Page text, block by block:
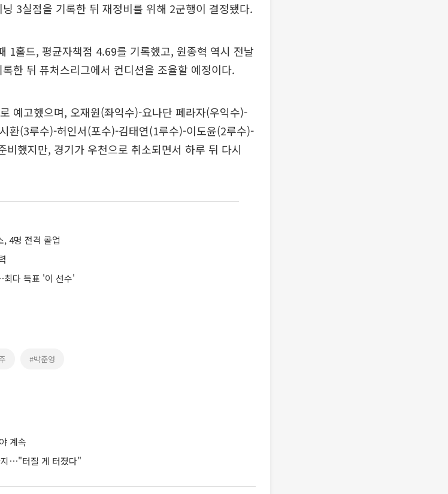
3실점을 기록한 뒤 재정비를 위해 2군행이 결정됐다.
1홀드, 평균자책점 4.69를 기록했고, 원종혁 역시 전날
한 뒤 퓨처스리그에서 컨디션을 조율할 예정이다.
예고했으며, 오재원(좌익수)-요나단 페라자(우익수)-
환(3루수)-허인서(포수)-김태연(1루수)-이도윤(2루수)-
했지만, 경기가 우천으로 취소되면서 하루 뒤 다시
4명 전격 콜업
다 득표 '이 선수'
#박준영
계속
지⋯"터질 게 터졌다"